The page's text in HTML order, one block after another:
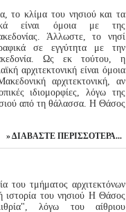
το κλίμα του νησιού και τα
είναι όμοια με της
Άλλωστε, το νησί
σε εγγύτητα με την
Ως εκ τούτου, η
αρχιτεκτονική είναι όμοια
αρχιτεκτονική, αν
ιδιομορφίες, λόγω της
από τη θάλασσα. Η Θάσος
ΔΙΑΒΆΣΤΕ ΠΕΡΙΣΣΌΤΕΡΑ...
του τμήματος αρχιτεκτόνων
του νησιού Η Θάσος
λόγω του αίθριου